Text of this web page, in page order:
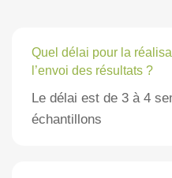
Quel délai pour la
l’envoi des résultats ?
Le délai est de 3 à 4
échantillons